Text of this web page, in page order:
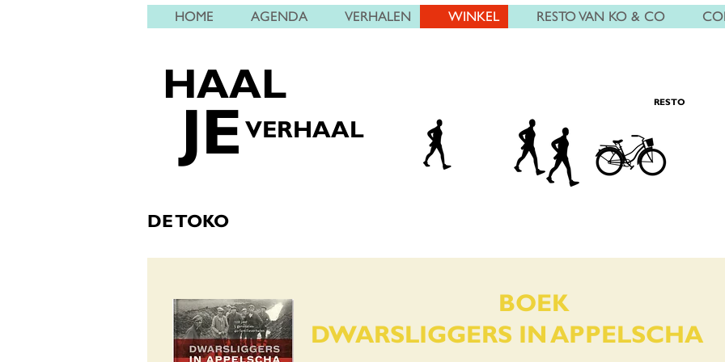
HOME AGENDA VERHALEN WINKEL RESTO VAN KO & CO
HAAL
JE VERHAAL
RESTO
DE TOKO
BOEK
DWARSLIGGERS IN APPELSCHA